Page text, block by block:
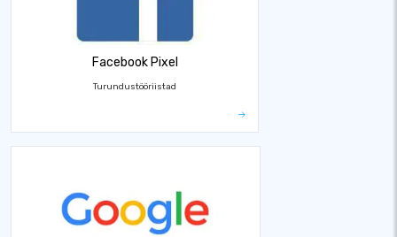
Facebook Pixel
Turundustööriistad